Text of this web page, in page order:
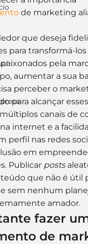
de marketing
que deseja
para transformá-
pela
aumentar a sua
perceber o
para alcançar
canais de
internet e a
perfil nas redes
em
Publicar posts
que não é útil
sem nenhum
amador.
fazer
de